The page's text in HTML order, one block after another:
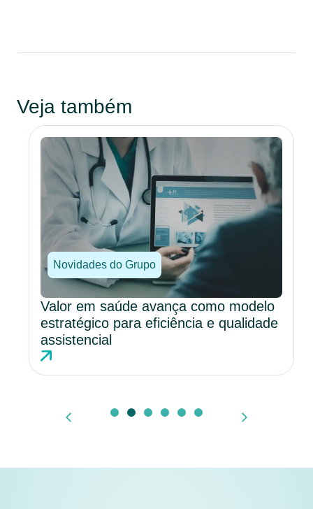
Veja também
Novidades do Grupo
Valor em saúde avança como modelo
estratégico para eficiência e qualidade
assistencial